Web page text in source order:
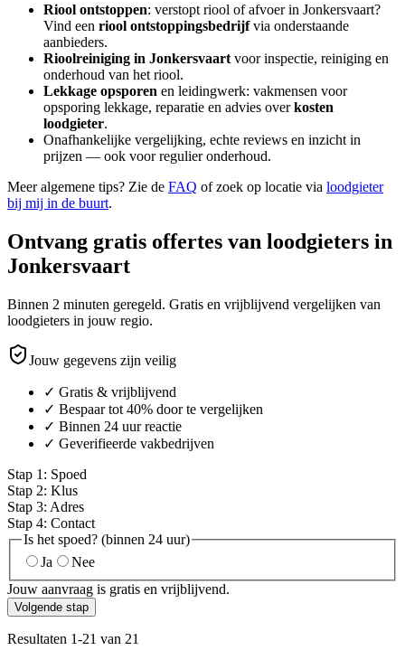
Riool ontstoppen: verstopt riool of afvoer in Jonkersvaart?
Vind een riool ontstoppingsbedrijfvia onderstaande
aanbieders.
Rioolreiniging in Jonkersvaart voor inspectie, reiniging en
onderhoud van het riool.
Lekkage opsporen en leidingwerk: vakmensen voor
opsporing lekkage, reparatie en advies overkosten
loodgieter.
Onafhankelijke vergelijking, echte reviews en inzicht in
prijzen — ook voor regulier onderhoud.
Meer algemene tips? Zie de FAQ of zoek op locatie via loodgieter
bij mij in de buurt.
Ontvang gratis offertes van loodgieters in
Jonkersvaart
Binnen 2 minuten geregeld. Gratis en vrijblijvend vergelijken van
loodgieters in jouw regio.
Jouw gegevens zijn veilig
✓ Gratis & vrijblijvend
✓ Bespaar tot 40% door te vergelijken
✓ Binnen 24 uur reactie
✓ Geverifieerde vakbedrijven
Stap 1 : Spoed
Stap 2: Klus
Stap 3: Adres
Stap 4: Contact
Is het spoed? (binnen 24 uur)
Ja
Nee
Jouw aanvraag is gratis en vrijblijvend.
Volgende stap
Resultaten 1-21 van 21